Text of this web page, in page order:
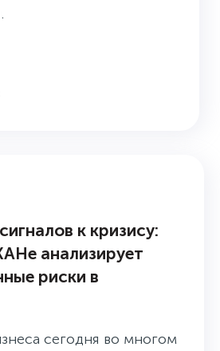
к кризису:
анализирует
риски в
сегодня во многом